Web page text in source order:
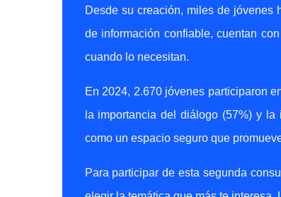
Desde su creación, miles de jóvenes
de información confiable, cuentan
cuando lo necesitan.
En 2024, 2.670 jóvenes participaron
la importancia del diálogo (57%) y la
como un espacio seguro que
Para participar de esta segunda